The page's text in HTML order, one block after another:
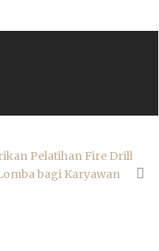
Pelatihan Fire Drill
bagi Karyawan